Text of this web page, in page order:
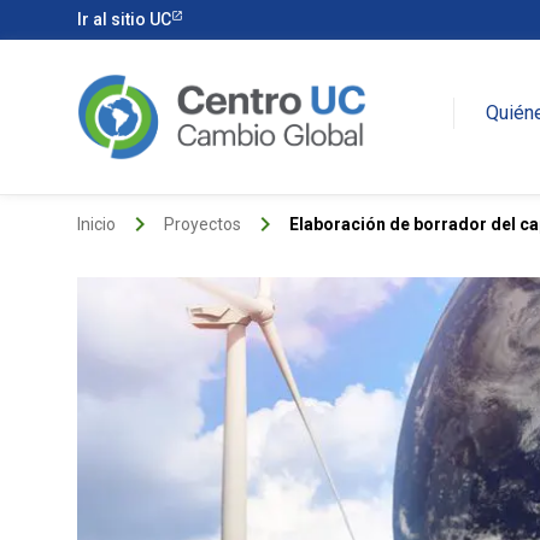
Ir al sitio UC
Inicio keyboard_arrow_right Proyectos keyboard_arrow_right Elaboración de borrador del